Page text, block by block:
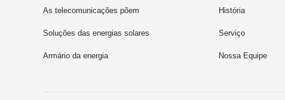
As telecomunicações põem
soluções
Soluções das energias solares
Armário da energia
História
Serviço
Nossa Equipe